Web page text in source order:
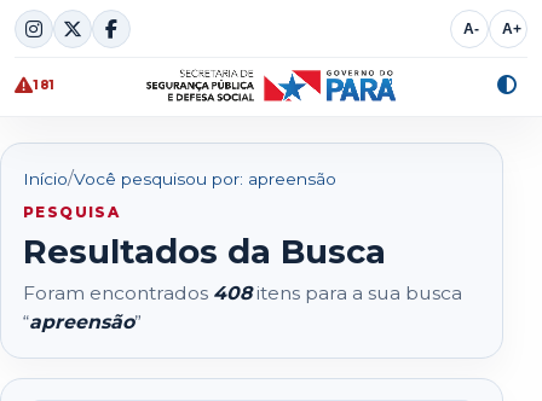
Skip
to
content
A- A+
181
Início/Você pesquisou por: apreensão
PESQUISA
Resultados da Busca
Foram encontrados 408itens para a sua busca
“apreensão”